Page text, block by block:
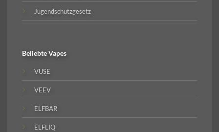
Jugendschutzgesetz
BeliebteVapes
VUSE
VEEV
ELFBAR
ELFLIQ